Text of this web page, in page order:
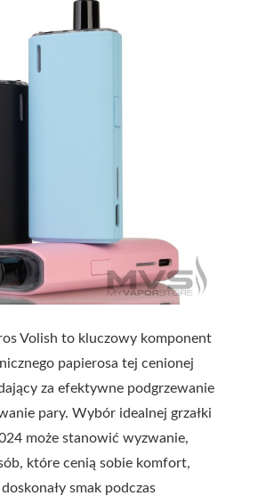
Volish to kluczowy komponent
papierosa tej cenionej
za efektywne podgrzewanie
pary. Wybór idealnej grzałki
może stanowić wyzwanie,
które cenią sobie komfort,
smak podczas